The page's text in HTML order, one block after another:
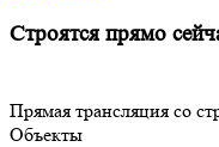
Строятся прямо
Прямая трансляция со
Объекты